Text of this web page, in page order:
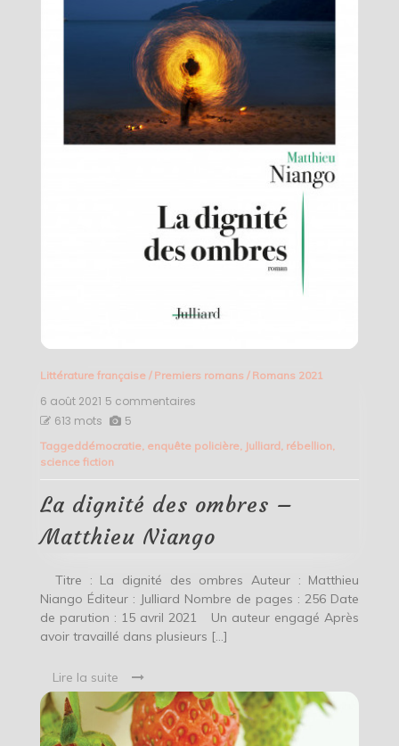
Littérature française/ Premiers romans / Romans 2021
6 août 2021 5 commentaires
des
Matthieu
Niango
613 mots 5
Taggeddémocratie, enquête policière, Julliard rébellion,
science fiction
La dignité des ombres –
Matthieu Niango
Titre : La dignité des ombres Auteur : Matthieu
Niango Éditeur : Julliard Nombre de pages : 256 Date
de parution : 15 avril 2021 Un auteur engagé Après
avoir travaillé dans plusieurs […]
Lire la suite